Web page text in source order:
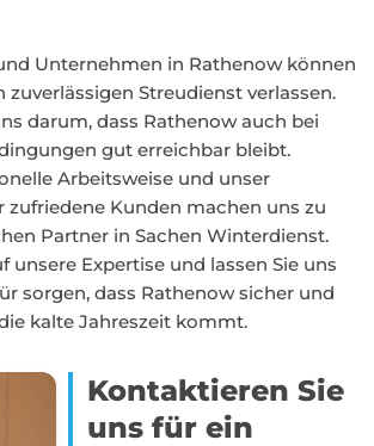
Unternehmen in Rathenow können
zuverlässigen Streudienst verlassen.
darum, dass Rathenow auch bei
gut erreichbar bleibt.
Arbeitsweise und unser
zufriedene Kunden machen uns zu
Partner in Sachen Winterdienst.
unsere Expertise und lassen Sie uns
sorgen, dass Rathenow sicher und
kalte Jahreszeit kommt.
Kontaktieren Sie
uns für ein